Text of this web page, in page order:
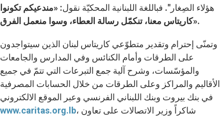
هؤلاء الصِغار". فباللغة اللبنانية المحكيّة نقول: «مندعيكم تكونوا
كاريتاس معنا، تنكمّل رسالة العطاء، وسوا منعمل الفرق».
وتمنّى إحترام وتقدير متطوّعي كاريتاس لبنان الذين سيتواجدون
على الطرقات وأمام الكنائس وفي المدارس والجامعات
والمؤسّسات، وشرح آلية جمع التبرعات التي تتمّ في جميع
الأقاليم والمراكز وعلى الطرقات من خلال الحسابات المصرفية
في بنك بيروت وبنك اللبناني الفرنسي وعبر الموقع الالكتروني
www.caritas.org.lb، شاكراً وزير الاتصالات على تعاون